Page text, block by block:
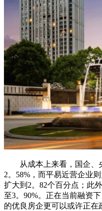
从成本上来看，国企、
2。58%，而平易近营企业
扩大到2。82个百分点；此
至3。90%。正在当前融资
的优良房企更可以或许正